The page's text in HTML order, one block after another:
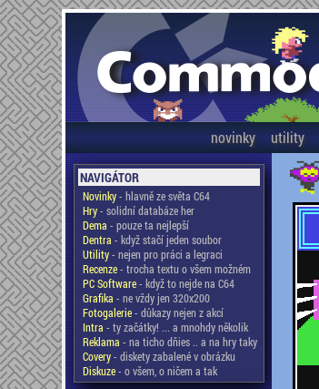
novinky utility
NAVIGÁTOR
Novinky- hlavně ze světa C64
Hry- solidní databáze her
Dema - pouze ta nejlepší
Dentra - když stačí jeden soubor
Utility- nejen pro práci a legraci
Recenze- trocha textu o všem možném
PC Software- když to nejde na C64
Grafika - ne vždy jen 320x200
Fotogalerie- důkazy nejen z akcí
Intra - ty začátky! ... a mnohdy několik
Reklama - na ticho dňies .. a na hry taky
Covery- diskety zabalené v obrázku
Diskuze- o všem, o ničem a tak